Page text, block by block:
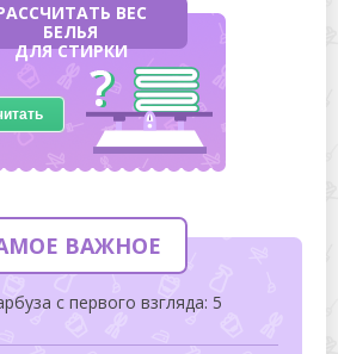
ВЕС
БЕЛЬЯ
ДЛЯ СТИРКИ
ВАЖНОЕ
с первого взгляда: 5